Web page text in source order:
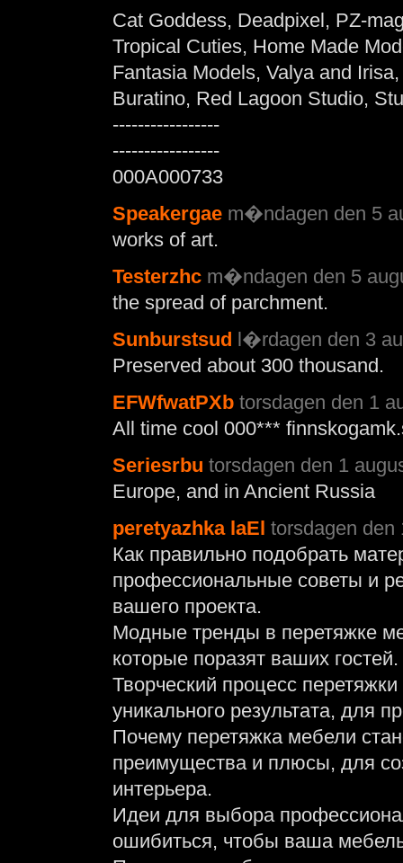
Cat Goddess, Deadpixel, PZ-
Tropical Cuties, Home Made
Fantasia Models, Valya and
Buratino, Red Lagoon Studio,
-----------------
-----------------
000A000733
Speakergae m�ndagen den 5
works of art.
Testerzhc m�ndagen den 5
the spread of parchment.
Sunburstsud l�rdagen den 3
Preserved about 300 thousand.
EFWfwatPXb torsdagen den 1
All time cool 000***
Seriesrbu torsdagen den 1
Europe, and in Ancient Russia
peretyazhka laEl torsdagen den
Как правильно подобрать
профессиональные советы и
вашего проекта.
Модные тренды в перетяжке
которые поразят ваших гостей.
Творческий процесс
уникального результата, для
Почему перетяжка мебели
преимущества и плюсы, для
интерьера.
Идеи для выбора
ошибиться, чтобы ваша